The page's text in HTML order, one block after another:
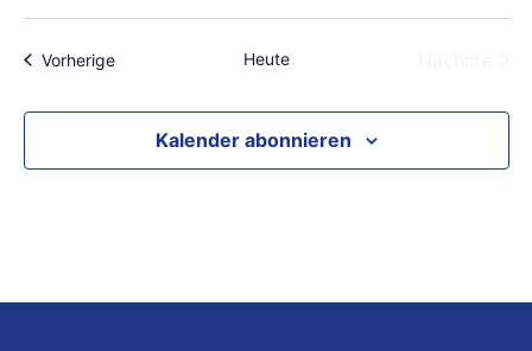
VorherigeVeranstaltungen Heute
Kalender abonnieren